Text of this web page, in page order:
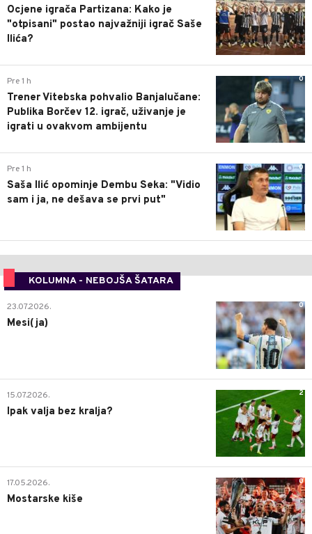
Ocjene igrača Partizana: Kako je
"otpisani" postao najvažniji igrač Saše
Ilića?
0
Pre 1 h
Trener Vitebska pohvalio Banjalučane:
Publika Borčev 12. igrač, uživanje je
igrati u ovakvom ambijentu
0
Pre 1 h
Saša Ilić opominje Dembu Seka: "Vidio
sam i ja, ne dešava se prvi put"
KOLUMNA - NEBOJŠA ŠATARA
0
23.07.2026.
Mesi(ja)
2
15.07.2026.
Ipak valja bez kralja?
0
17.05.2026.
Mostarske kiše